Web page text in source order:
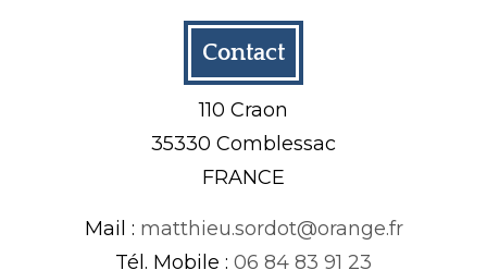
Contact
110 Craon
35330 Comblessac
FRANCE
Mail : matthieu.sordot@orange.fr
Tél. Mobile : 06 84 83 91 23